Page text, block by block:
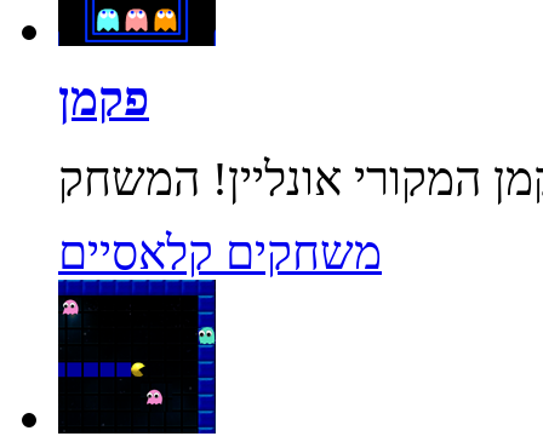
פקמן
משחקים קלאסיים